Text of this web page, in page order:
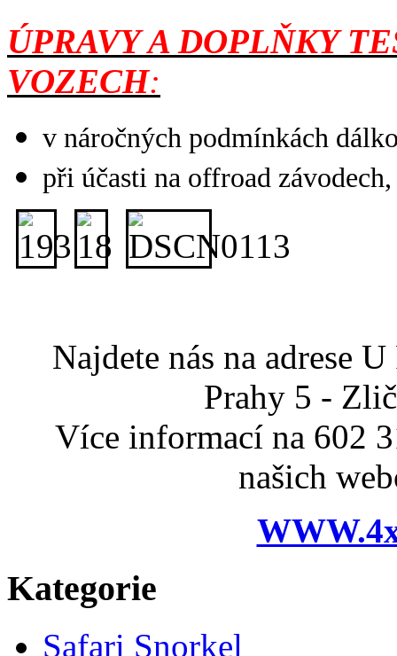
ÚPRAVY A DOPLŇKY
VOZECH:
v náročných podmínkách
při účasti na offroad
Najdete nás na adrese
Prahy 5 -
Více informací na 602
našich
Kategorie
Safari Snorkel